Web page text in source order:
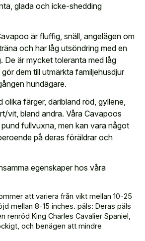
glada och icke-shedding
är fluffig, snäll, angelägen om
och har låg utsöndring med en
De är mycket toleranta med låg
dem till utmärkta familjehusdjur
hundägare.
olika färger, däribland röd, gyllene,
vit, bland andra. Våra Cavapoos
fullvuxna, men kan vara något
på deras föräldrar och
egenskaper hos våra
att variera från vikt mellan 10-25
mellan 8-15 inches. päls: Deras päls
renröd King Charles Cavalier Spaniel,
och benägen att mindre